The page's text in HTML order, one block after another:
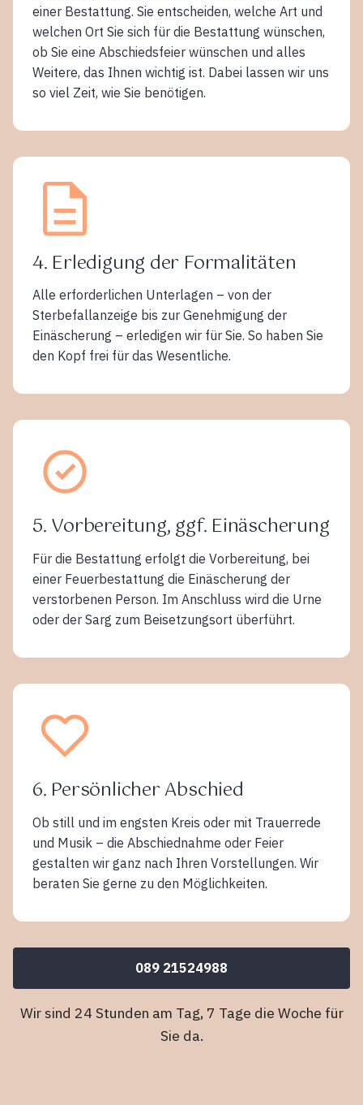
einer Bestattung. Sie entscheiden, welche Art und
welchen Ort Sie sich für die Bestattung wünschen,
ob Sie eine Abschiedsfeier wünschen und alles
Weitere, das Ihnen wichtig ist. Dabei lassen wir uns
so viel Zeit, wie Sie benötigen.
4. Erledigung der Formalitäten
Alle erforderlichen Unterlagen – von der
Sterbefallanzeige bis zur Genehmigung der
Einäscherung – erledigen wir für Sie. So haben Sie
den Kopf frei für das Wesentliche.
5. Vorbereitung, ggf. Einäscherung
Für die Bestattung erfolgt die Vorbereitung, bei
einer Feuerbestattung die Einäscherung der
verstorbenen Person. Im Anschluss wird die Urne
oder der Sarg zum Beisetzungsort überführt.
6. Persönlicher Abschied
Ob still und im engsten Kreis oder mit Trauerrede
und Musik – die Abschiednahme oder Feier
gestalten wir ganz nach Ihren Vorstellungen. Wir
beraten Sie gerne zu den Möglichkeiten.
089 21524988
Wir sind 24 Stunden am Tag, 7 Tage die Woche für
Sie da.